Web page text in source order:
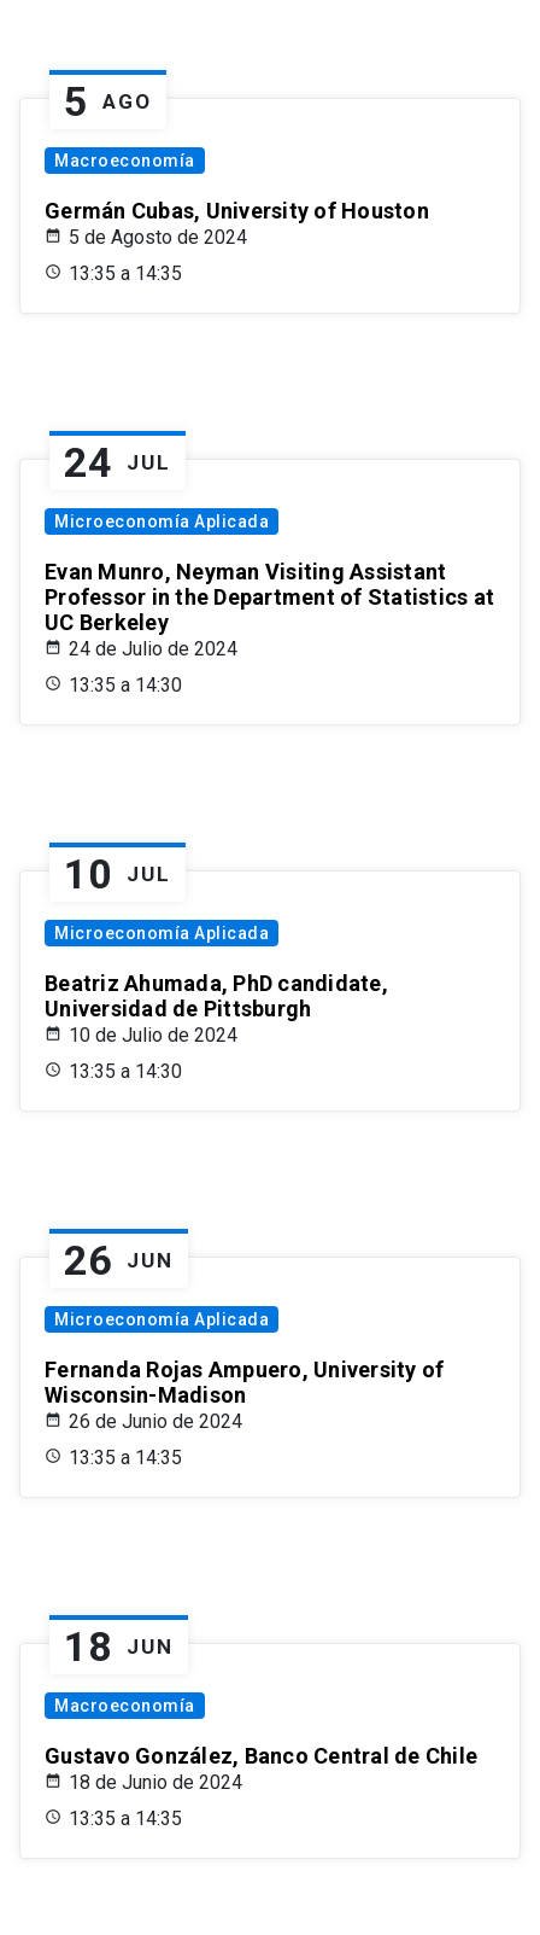
5 AGO
Macroeconomía
Germán Cubas, University of Houston
5 de Agosto de 2024
13:35 a 14:35
24 JUL
Microeconomía Aplicada
Evan Munro, Neyman Visiting Assistant
Professor in the Department of Statistics at
UC Berkeley
24 de Julio de 2024
13:35 a 14:30
10 JUL
Microeconomía Aplicada
Beatriz Ahumada, PhD candidate,
Universidad de Pittsburgh
10 de Julio de 2024
13:35 a 14:30
26 JUN
Microeconomía Aplicada
Fernanda Rojas Ampuero, University of
Wisconsin-Madison
26 de Junio de 2024
13:35 a 14:35
18 JUN
Macroeconomía
Gustavo González, Banco Central de Chile
18 de Junio de 2024
13:35 a 14:35